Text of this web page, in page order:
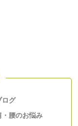
ログ
・腰のお悩み